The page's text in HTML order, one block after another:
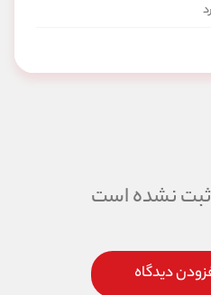
ثبت نشده است
دیدگاه